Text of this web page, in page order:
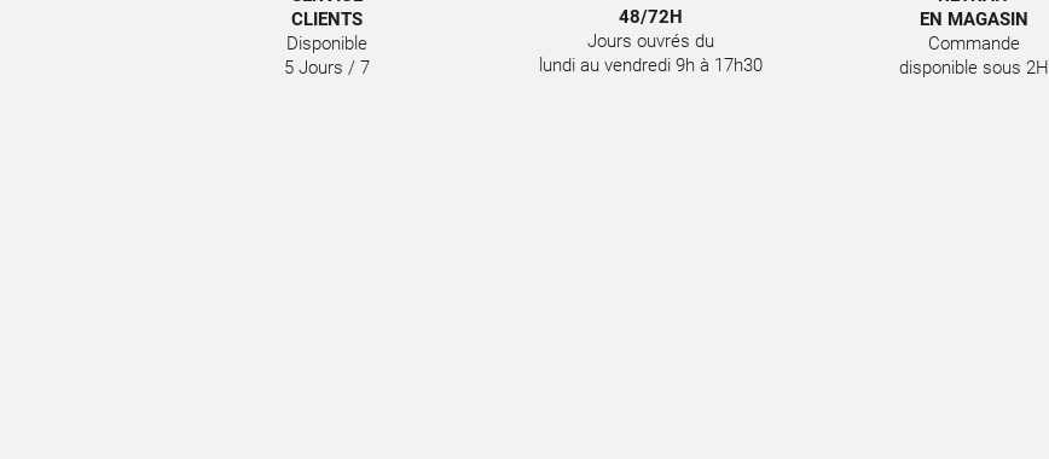
CLIENTS
Disponible
5 Jours / 7
48/72H
Jours ouvrés du
lundi au vendredi 9h à 17h30
EN MAGASIN
Commande
disponible sous 2H